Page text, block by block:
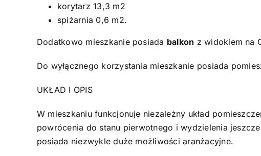
korytarz 13,3 m2
spiżarnia 0,6 m2.
Dodatkowo mieszkanie posiada balkon z widokiem na
Do wyłącznego korzystania mieszkanie posiada
UKŁAD I OPIS
W mieszkaniu funkcjonuje niezależny układ
powrócenia do stanu pierwotnego i wydzielenia
posiada niezwykle duże możliwości aranżacyjne.